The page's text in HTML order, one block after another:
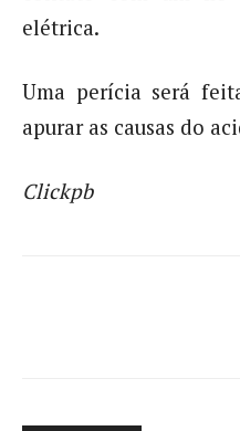
elétrica.
Uma perícia será
apurar as causas do
Clickpb